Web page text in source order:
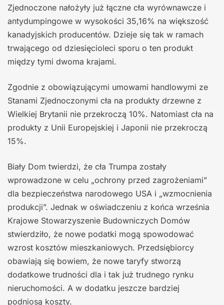
Zjednoczone nałożyły już łączne cła wyrównawcze i
antydumpingowe w wysokości 35,16% na większość
kanadyjskich producentów. Dzieje się tak w ramach
trwającego od dziesięcioleci sporu o ten produkt
między tymi dwoma krajami.
Zgodnie z obowiązującymi umowami handlowymi ze
Stanami Zjednoczonymi cła na produkty drzewne z
Wielkiej Brytanii nie przekroczą 10%. Natomiast cła na
produkty z Unii Europejskiej i Japonii nie przekroczą
15%.
Biały Dom twierdzi, że cła Trumpa zostały
wprowadzone w celu „ochrony przed zagrożeniami”
dla bezpieczeństwa narodowego USA i „wzmocnienia
produkcji”. Jednak w oświadczeniu z końca września
Krajowe Stowarzyszenie Budowniczych Domów
stwierdziło, że nowe podatki mogą spowodować
wzrost kosztów mieszkaniowych. Przedsiębiorcy
obawiają się bowiem, że nowe taryfy stworzą
dodatkowe trudności dla i tak już trudnego rynku
nieruchomości. A w dodatku jeszcze bardziej
podniosą koszty.